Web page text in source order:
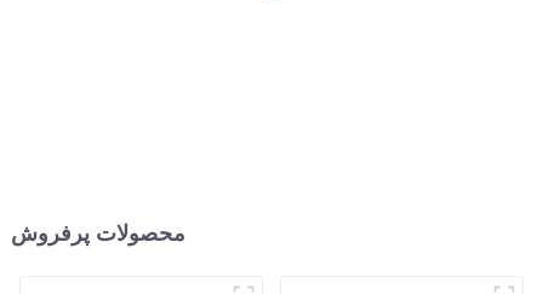
محصولات پرفروش